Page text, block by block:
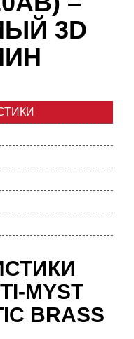
3D
MYST
BRASS